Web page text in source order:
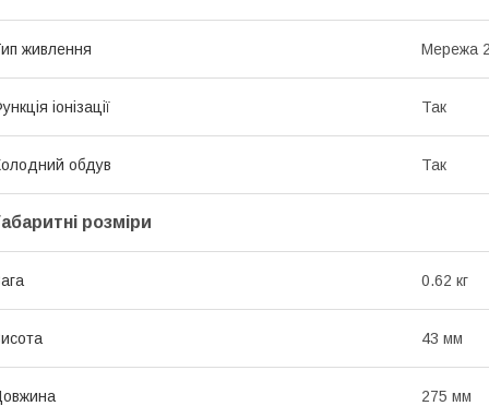
живлення Мережа
іонізації Так
обдув Так
розміри
0.62 кг
43 мм
275 мм